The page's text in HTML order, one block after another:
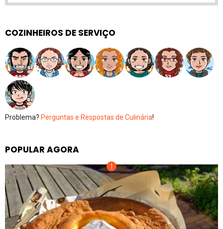
COZINHEIROS DE SERVIÇO
Problema? Perguntas e Respostas de Culinária!
POPULAR AGORA